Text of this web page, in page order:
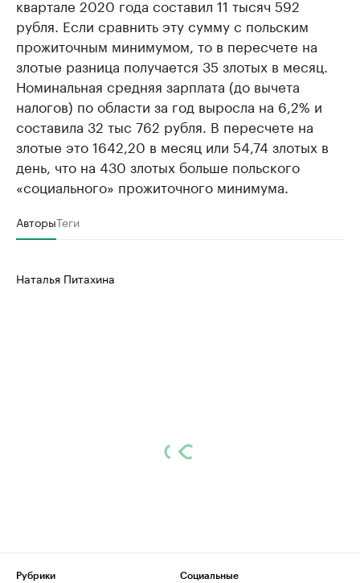
квартале 2020 года составил 11 тысяч 592
рубля. Если сравнить эту сумму с польским
прожиточным минимумом, то в пересчете на
злотые разница получается 35 злотых в месяц.
Номинальная средняя зарплата (до вычета
налогов) по области за год выросла на 6,2% и
составила 32 тыс 762 рубля. В пересчете на
злотые это 1642,20 в месяц или 54,74 злотых в
день, что на 430 злотых больше польского
«социального» прожиточного минимума.
АвторыТеги
Наталья Питахина
Рубрики
Социальные